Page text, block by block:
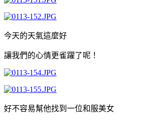
今天的天氣這麼好
讓我們的心情更雀躍了呢！
好不容易幫他找到一位和服美女